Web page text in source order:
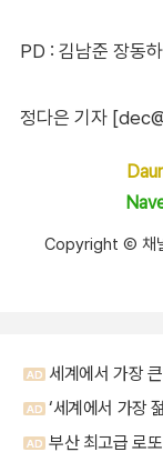
PD : 김남준 장동하
정다은 기자
Copyright Ⓒ 채